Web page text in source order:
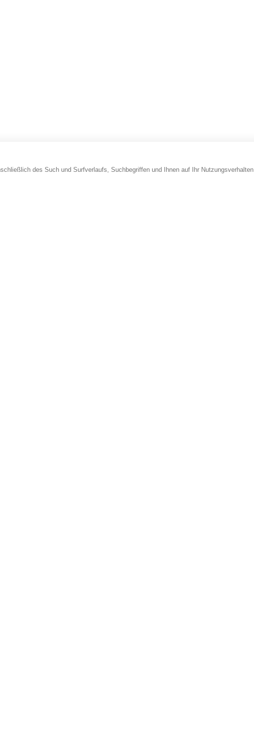
des Such und Surfverlaufs, Suchbegriffen und Ihnen auf Ihr Nutzungsverhalten